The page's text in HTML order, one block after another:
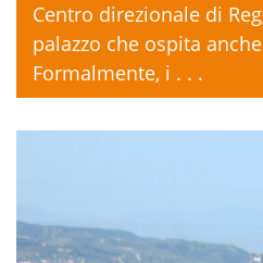
Centro direzionale di
palazzo che ospita
Formalmente, i . . .